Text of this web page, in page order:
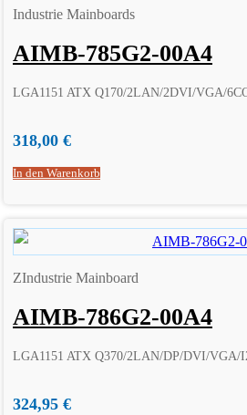
Industrie Mainboards
AIMB-785G2-00A4
LGA1151 ATX Q170/2LAN/2DVI/VGA/
318,00 €
In den Warenkorb
ZIndustrie Mainboard
AIMB-786G2-00A4
LGA1151 ATX Q370/2LAN/DP/DVI/VGA/
324,95 €